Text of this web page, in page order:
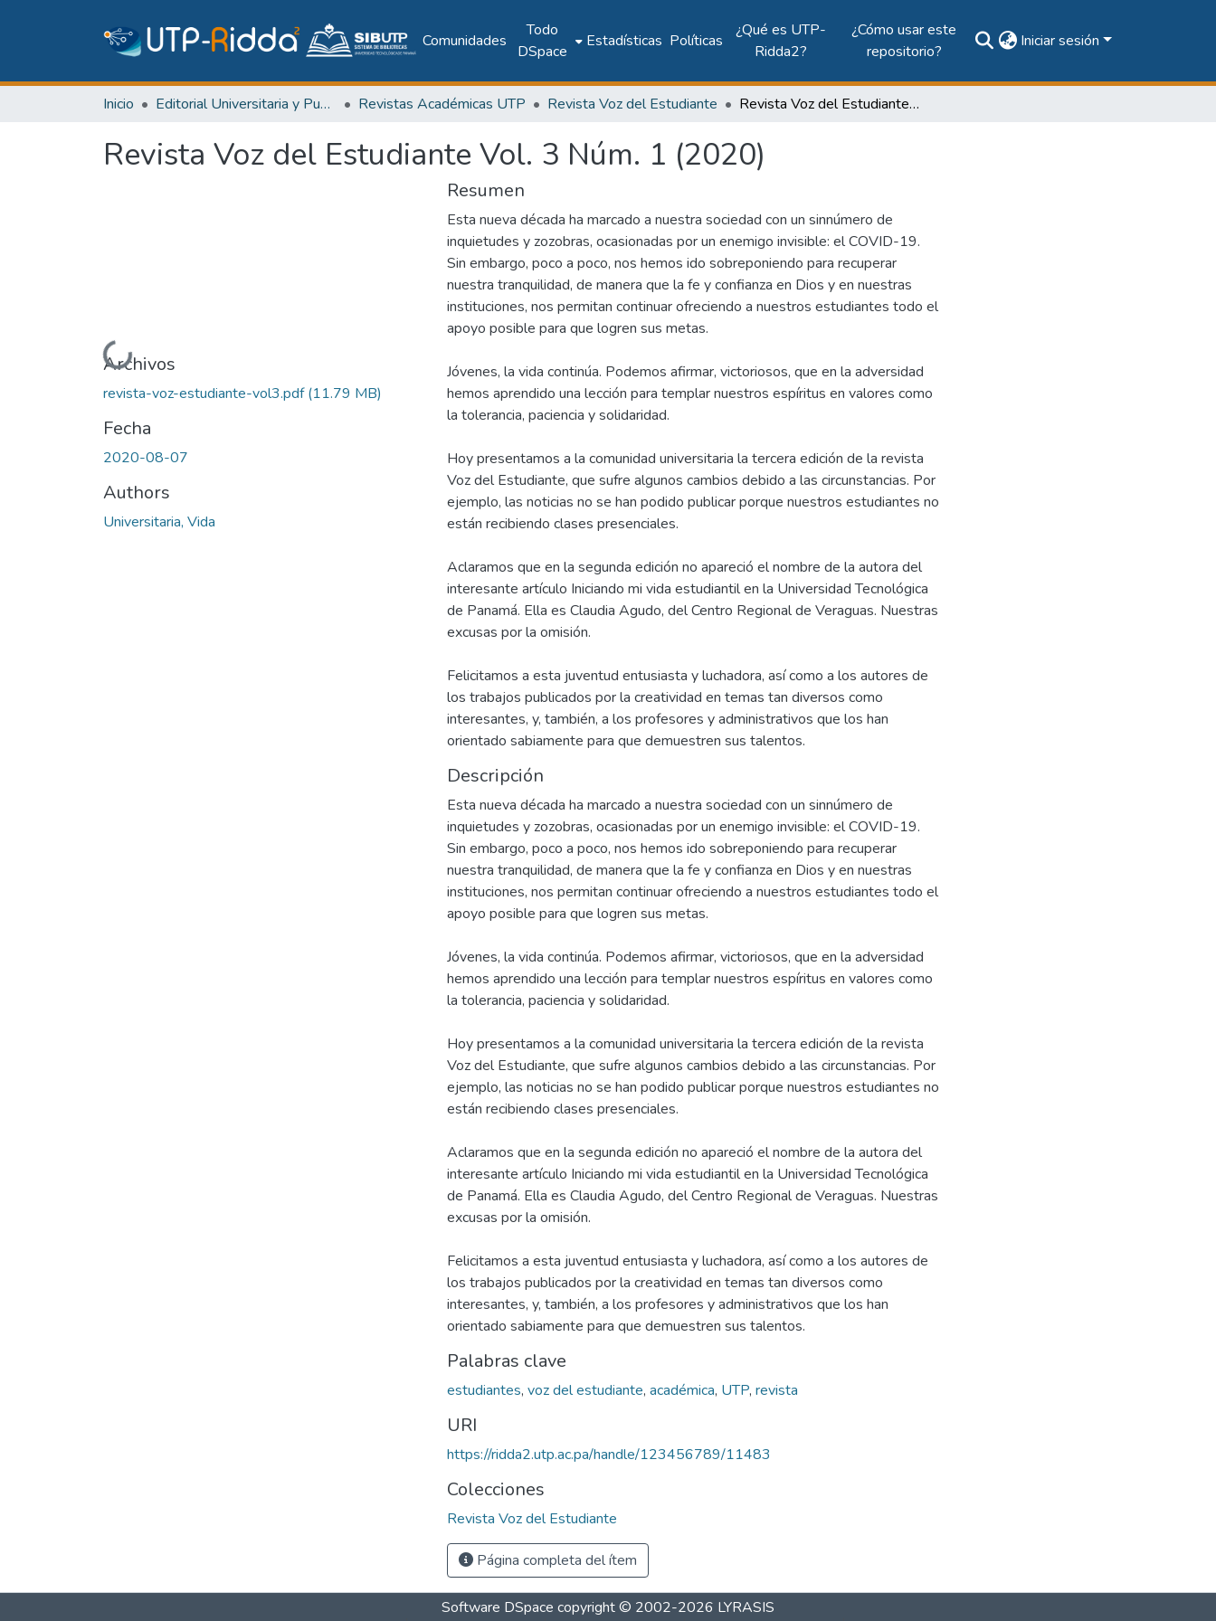
Comunidades
Todo
DSpace
Estadísticas Políticas
¿Qué es UTP-
Ridda2?
¿Cómo usar este
repositorio?
Iniciar sesión
Inicio Editorial Universitaria y Publicaciones Seriadas Revistas Académicas UTP Revista Voz del Estudiante Revista Voz del Estudiante Vol. 3 Núm. 1 (2020)
Revista Voz del Estudiante Vol. 3 Núm. 1 (2020)
Cargando...
Archivos
revista-voz-estudiante-vol3.pdf(11.79 MB)
Fecha
2020-08-07
Authors
Universitaria, Vida
Resumen
Esta nueva década ha marcado a nuestra sociedad con un sinnúmero de
inquietudes y zozobras, ocasionadas por un enemigo invisible: el COVID-19.
Sin embargo, poco a poco, nos hemos ido sobreponiendo para recuperar
nuestra tranquilidad, de manera que la fe y confianza en Dios y en nuestras
instituciones, nos permitan continuar ofreciendo a nuestros estudiantes todo el
apoyo posible para que logren sus metas.
Jóvenes, la vida continúa. Podemos afirmar, victoriosos, que en la adversidad
hemos aprendido una lección para templar nuestros espíritus en valores como
la tolerancia, paciencia y solidaridad.
Hoy presentamos a la comunidad universitaria la tercera edición de la revista
Voz del Estudiante, que sufre algunos cambios debido a las circunstancias. Por
ejemplo, las noticias no se han podido publicar porque nuestros estudiantes no
están recibiendo clases presenciales.
Aclaramos que en la segunda edición no apareció el nombre de la autora del
interesante artículo Iniciando mi vida estudiantil en la Universidad Tecnológica
de Panamá. Ella es Claudia Agudo, del Centro Regional de Veraguas. Nuestras
excusas por la omisión.
Felicitamos a esta juventud entusiasta y luchadora, así como a los autores de
los trabajos publicados por la creatividad en temas tan diversos como
interesantes, y, también, a los profesores y administrativos que los han
orientado sabiamente para que demuestren sus talentos.
Descripción
Esta nueva década ha marcado a nuestra sociedad con un sinnúmero de
inquietudes y zozobras, ocasionadas por un enemigo invisible: el COVID-19.
Sin embargo, poco a poco, nos hemos ido sobreponiendo para recuperar
nuestra tranquilidad, de manera que la fe y confianza en Dios y en nuestras
instituciones, nos permitan continuar ofreciendo a nuestros estudiantes todo el
apoyo posible para que logren sus metas.
Jóvenes, la vida continúa. Podemos afirmar, victoriosos, que en la adversidad
hemos aprendido una lección para templar nuestros espíritus en valores como
la tolerancia, paciencia y solidaridad.
Hoy presentamos a la comunidad universitaria la tercera edición de la revista
Voz del Estudiante, que sufre algunos cambios debido a las circunstancias. Por
ejemplo, las noticias no se han podido publicar porque nuestros estudiantes no
están recibiendo clases presenciales.
Aclaramos que en la segunda edición no apareció el nombre de la autora del
interesante artículo Iniciando mi vida estudiantil en la Universidad Tecnológica
de Panamá. Ella es Claudia Agudo, del Centro Regional de Veraguas. Nuestras
excusas por la omisión.
Felicitamos a esta juventud entusiasta y luchadora, así como a los autores de
los trabajos publicados por la creatividad en temas tan diversos como
interesantes, y, también, a los profesores y administrativos que los han
orientado sabiamente para que demuestren sus talentos.
Palabras clave
estudiantes, voz del estudiante, académica, UTP, revista
URI
https://ridda2.utp.ac.pa/handle/123456789/11483
Colecciones
Revista Voz del Estudiante
Página completa del ítem
Software DSpace copyright © 2002-2026 LYRASIS